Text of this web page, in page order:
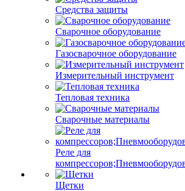
Средства защиты
Сварочное оборудование
Газосварочное оборудование
Измерительный инструмент
Тепловая техника
Сварочные материалы
Реле для
Щетки